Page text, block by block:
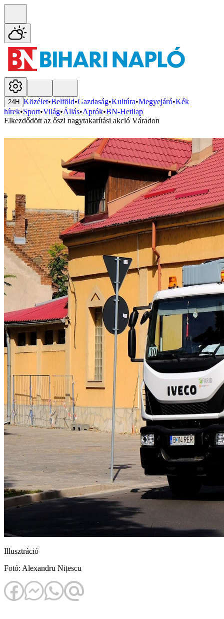
24H Közélet•Belföld•Gazdaság•Kultúra•Megyejáró•Kék
hírek•Sport•Világ•Állás•Aprók•BN-Hetilap
Elkezdődött az őszi nagytakarítási akció Váradon
Illusztráció
Fotó: Alexandru Nițescu